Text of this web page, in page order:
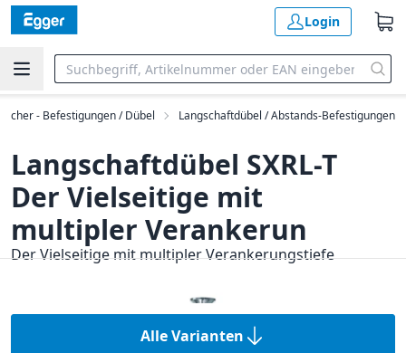
Login
fischer - Befestigungen / Dübel Langschaftdübel / Abstands-Befestigungen
Langschaftdübel SXRL-T
Der Vielseitige mit
multipler Verankerun
Der Vielseitige mit multipler Verankerungstiefe
Alle Varianten